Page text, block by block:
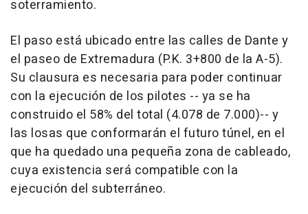
soterramiento.
El paso está ubicado entre las calles de Dante y
el paseo de Extremadura (P.K. 3+800 de la A-5).
Su clausura es necesaria para poder continuar
con la ejecución de los pilotes -- ya se ha
construido el 58% del total (4.078 de 7.000)-- y
las losas que conformarán el futuro túnel, en el
que ha quedado una pequeña zona de cableado,
cuya existencia será compatible con la
ejecución del subterráneo.